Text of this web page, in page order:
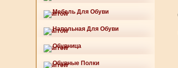
Мебель Для Обуви
Напольная Для Обуви
Обувница
Обувные Полки